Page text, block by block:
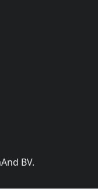
BV.